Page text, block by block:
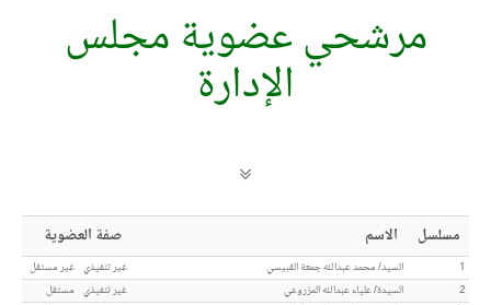
مرشحي عضوية مجلس
الإدارة
مسلسل الاسم صفة العضوية
1 السيد/ محمد عبدالله جمعة القبيسي غير تنفيذي غير مستقل
2
السيدة/ علياء عبدالله المزروعي غير تنفيذي مستقل